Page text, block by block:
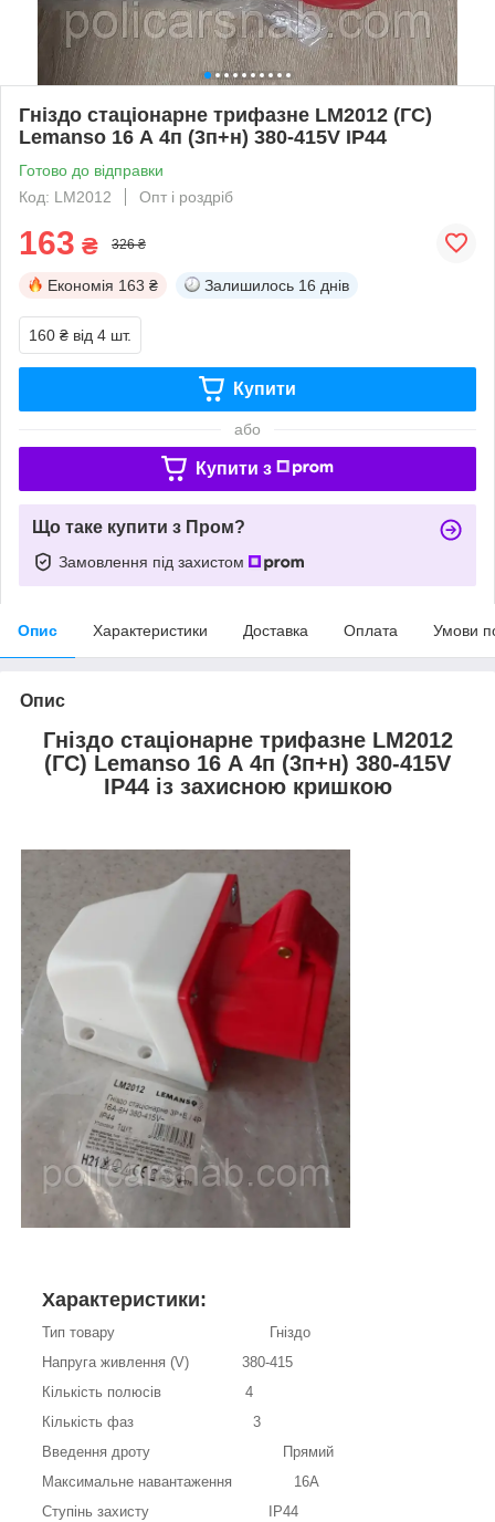
Гніздо стаціонарне трифазне LM2012 (ГС)
Lemanso 16 А 4п (3п+н) 380-415V IP44
Готово до відправки
Код: LM2012
Опт і роздріб
163 ₴ 326 ₴
Економія 163 ₴ Залишилось 16 днів
160 ₴ від 4 шт.
Купити
або
Купити з
Що таке купити з Пром?
Замовлення під захистом
Опис Характеристики Доставка Оплата Умови
Опис
Гніздо стаціонарне трифазне LM2012
(ГС) Lemanso 16 А 4п (3п+н) 380-415V
IP44 із захисною кришкою
Характеристики:
Тип товару Гніздо
Напруга живлення (V) 380-415
Кількість полюсів 4
Кількість фаз 3
Введення дроту Прямий
Максимальне навантаження 16А
Ступінь захисту ІР44